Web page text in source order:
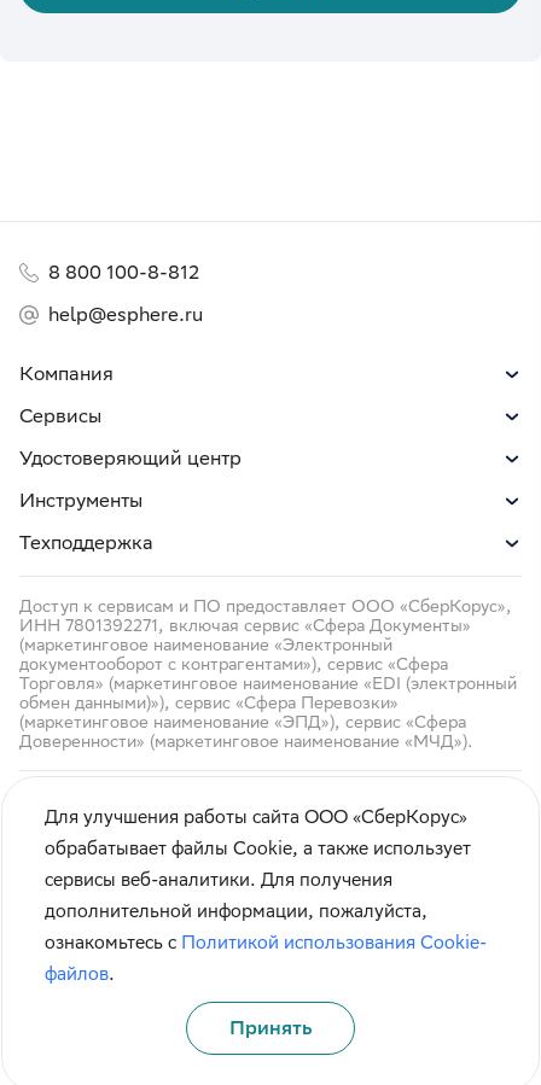
Компания
Сервисы
Удостоверяющий центр
Инструменты
Техподдержка
8 800 100-8-812
help@esphere.ru
Доступ к сервисам и ПО предоставляет ООО «СберКорус»,
ИНН 7801392271, включая сервис «Сфера Документы»
(маркетинговое наименование «Электронный
документооборот с контрагентами»), сервис «Сфера
Торговля» (маркетинговое наименование «EDI (электронный
обмен данными)»), сервис «Сфера Перевозки»
(маркетинговое наименование «ЭПД»), сервис «Сфера
Доверенности» (маркетинговое наименование «МЧД»).
© СберКорус 2004-2026
Санкт-Петербург, наб. Обводного канала, 60А
Кибербезопасность
Правила использования сайта
Карта сайта
Для улучшения работы сайта ООО «СберКорус»
обрабатывает файлы Cookie, а также использует
сервисы веб-аналитики. Для получения
дополнительной информации, пожалуйста,
ознакомьтесь с Политикой использования Cookie-
файлов.
Принять